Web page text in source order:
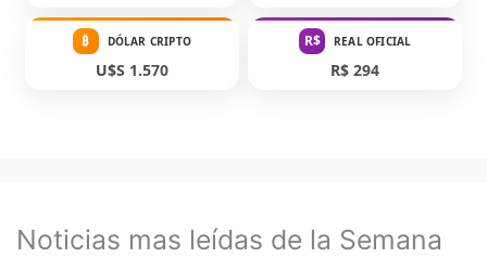
₿ DÓLAR CRIPTO
U$S 1.570
R$ REAL OFICIAL
R$ 294
Noticias mas leídas de la Semana